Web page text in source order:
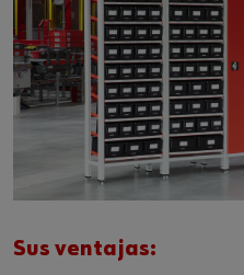
Iniciar
¿Le gustaría ser un
Regístrese aquí en tres pasos
Integración de proveedores
Industrias
Asesoria
Piezas especiales
Noticias
Descarga
Contacto
Sus ventajas: